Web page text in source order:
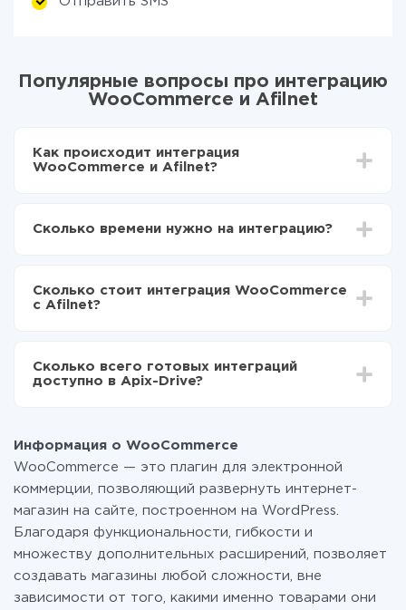
Популярные вопросы про интеграцию
WooCommerce и Afilnet
Как происходит интеграция
WooCommerce и Afilnet?
Выбираете какие данные передавать из
передаваться из WooCommerce в Afilnet
Сколько времени нужно на интеграцию?
отличаться и составлять от 5-ти до 30-минут. В
среднем настройка занимает 10-15 минут.
Сколько стоит интеграция WooCommerce
с Afilnet?
функционал. Вы оплачиваете только количество
данных, которые по факту передаются из одной
перейти на платный, при необходимости. Подробнее
отарифах.
Сколько всего готовых интеграций
доступно в Apix-Drive?
Информация о WooCommerce
WooCommerce — это плагин для электронной
коммерции, позволяющий развернуть интернет-
магазин на сайте, построенном на WordPress.
Благодаря функциональности, гибкости и
множеству дополнительных расширений, позволяет
создавать магазины любой сложности, вне
зависимости от того, какими именно товарами они